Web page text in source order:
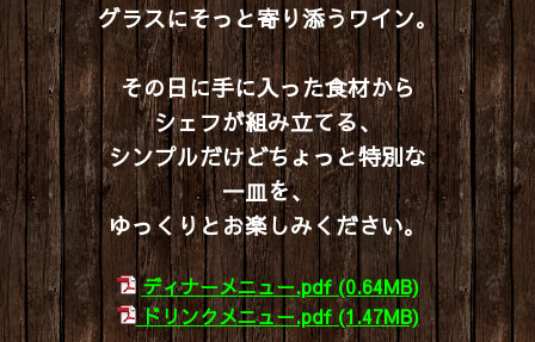
グラスにそっと寄り添うワイン。
その日に手に入った食材から
シェフが組み立てる、
シンプルだけどちょっと特別な
一皿を、
ゆっくりとお楽しみください。
ディナーメニュー.pdf(0.64MB)
ドリンクメニュー.pdf(1.47MB)